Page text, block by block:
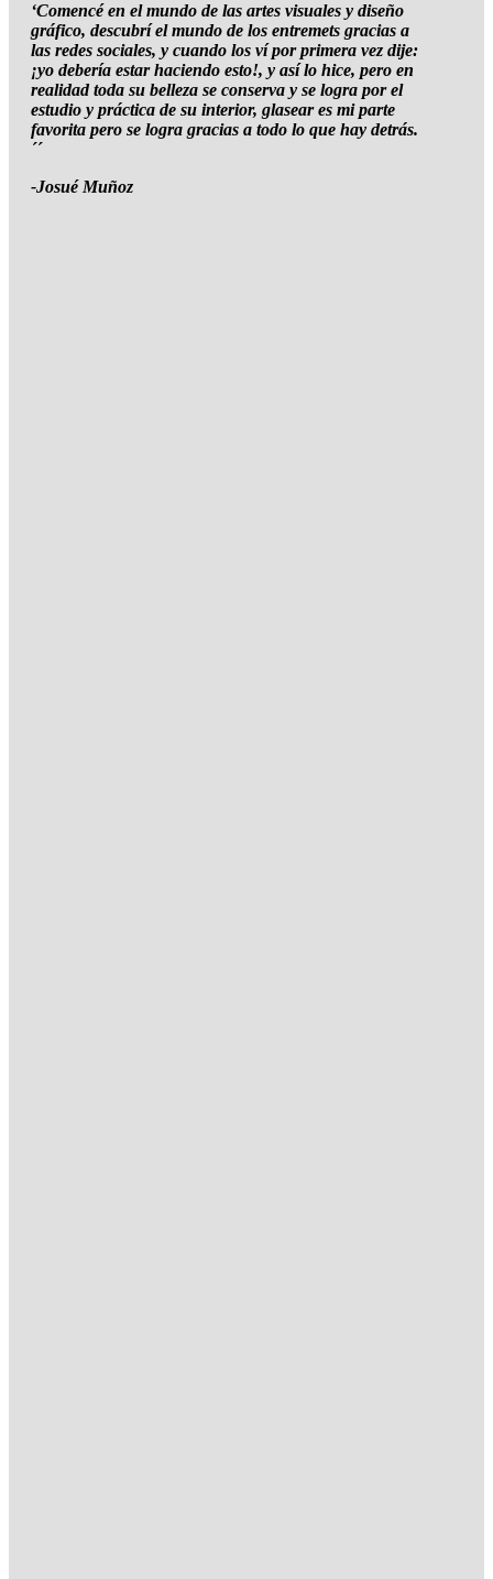
‘Comencé en el mundo de las artes visuales y diseño
gráfico, descubrí el mundo de los entremets gracias a
las redes sociales, y cuando los ví por primera vez dije:
¡yo debería estar haciendo esto!, y así lo hice, pero en
realidad toda su belleza se conserva y se logra por el
estudio y práctica de su interior, glasear es mi parte
favorita pero se logra gracias a todo lo que hay detrás.
´´
-Josué Muñoz